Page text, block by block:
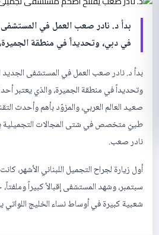
بدأ د. نادر صعب العمل في
في دبي، وتحديداً في منطقة
بدأ د. نادر صعب العمل في المستشفى
وتحديداً في منطقة الجميرة، والذي يعتبر
صعيد العالم العربي، والمزوّد بأهم وأحدث
طبيّ متخصص في شتى المجالات التجميلية
نادر صعب.
سبتمبر، وشهد المستشفى إقبالاً كبيراً
شعبية كبيرة في أوساط نساء الخليج اللواتي